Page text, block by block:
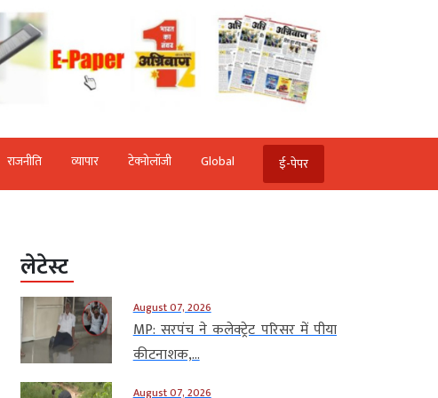
राजनीति व्‍यापार टेक्‍नोलॉजी Global ई-पेपर
लेटेस्ट
August 07, 2026
MP: सरपंच ने कलेक्ट्रेट परिसर में पीया
कीटनाशक,...
August 07, 2026